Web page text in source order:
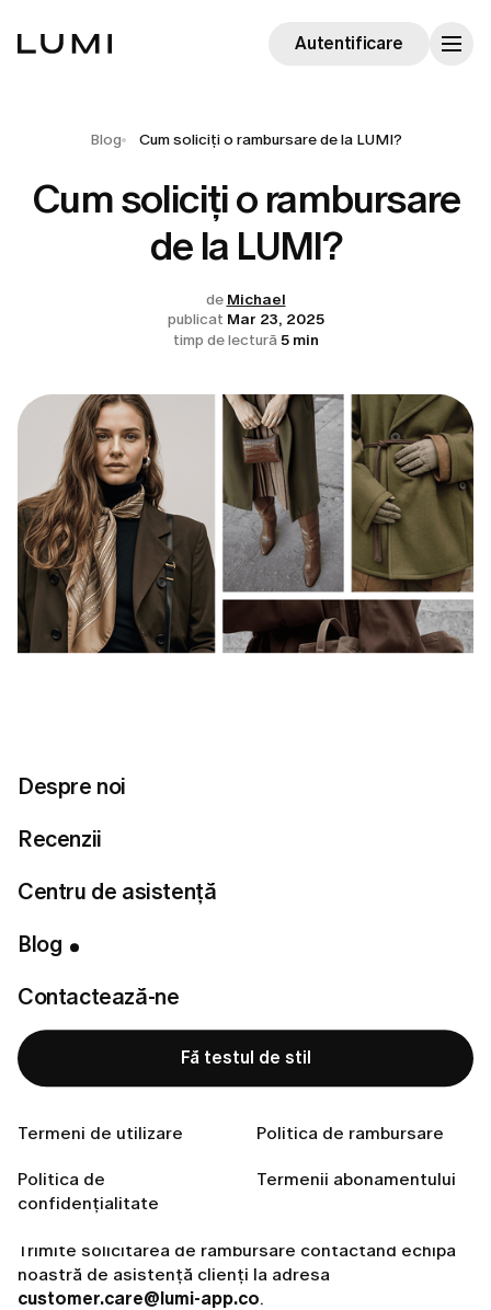
Despre noi
Recenzii
Centru de asistență
Blog
Contactează-ne
Fă testul de stil
Termeni de utilizare Politica de rambursare
Politica de
confidențialitate
Termenii abonamentului
Autentificare
Blog Cum soliciți o rambursare de la LUMI?
Cum soliciți o rambursare
de la LUMI?
de Michael
publicat Mar 23, 2025
timp de lectură 5 min
Trimite solicitarea de rambursare contactând echipa
noastră de asistență clienți la adresa
customer.care@lumi-app.co.
Cuprins
Note importante:
Conectează-te cu noi
Pregătită să îți găsești stilul perfect?